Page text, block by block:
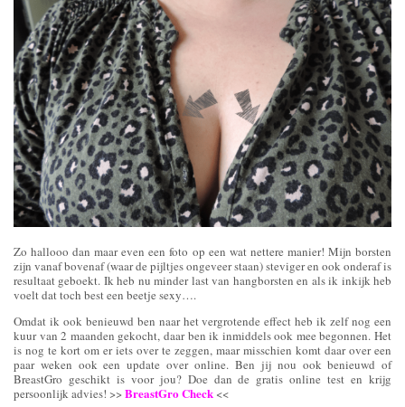
Zo hallooo dan maar even een foto op een wat nettere manier! Mijn borsten
zijn vanaf bovenaf (waar de pijltjes ongeveer staan) steviger en ook onderaf is
resultaat geboekt. Ik heb nu minder last van hangborsten en als ik inkijk heb
voelt dat toch best een beetje sexy….
Omdat ik ook benieuwd ben naar het vergrotende effect heb ik zelf nog een
kuur van 2 maanden gekocht, daar ben ik inmiddels ook mee begonnen. Het
is nog te kort om er iets over te zeggen, maar misschien komt daar over een
paar weken ook een update over online. Ben jij nou ook benieuwd of
BreastGro geschikt is voor jou? Doe dan de gratis online test en krijg
persoonlijk advies! >> BreastGro Check <<